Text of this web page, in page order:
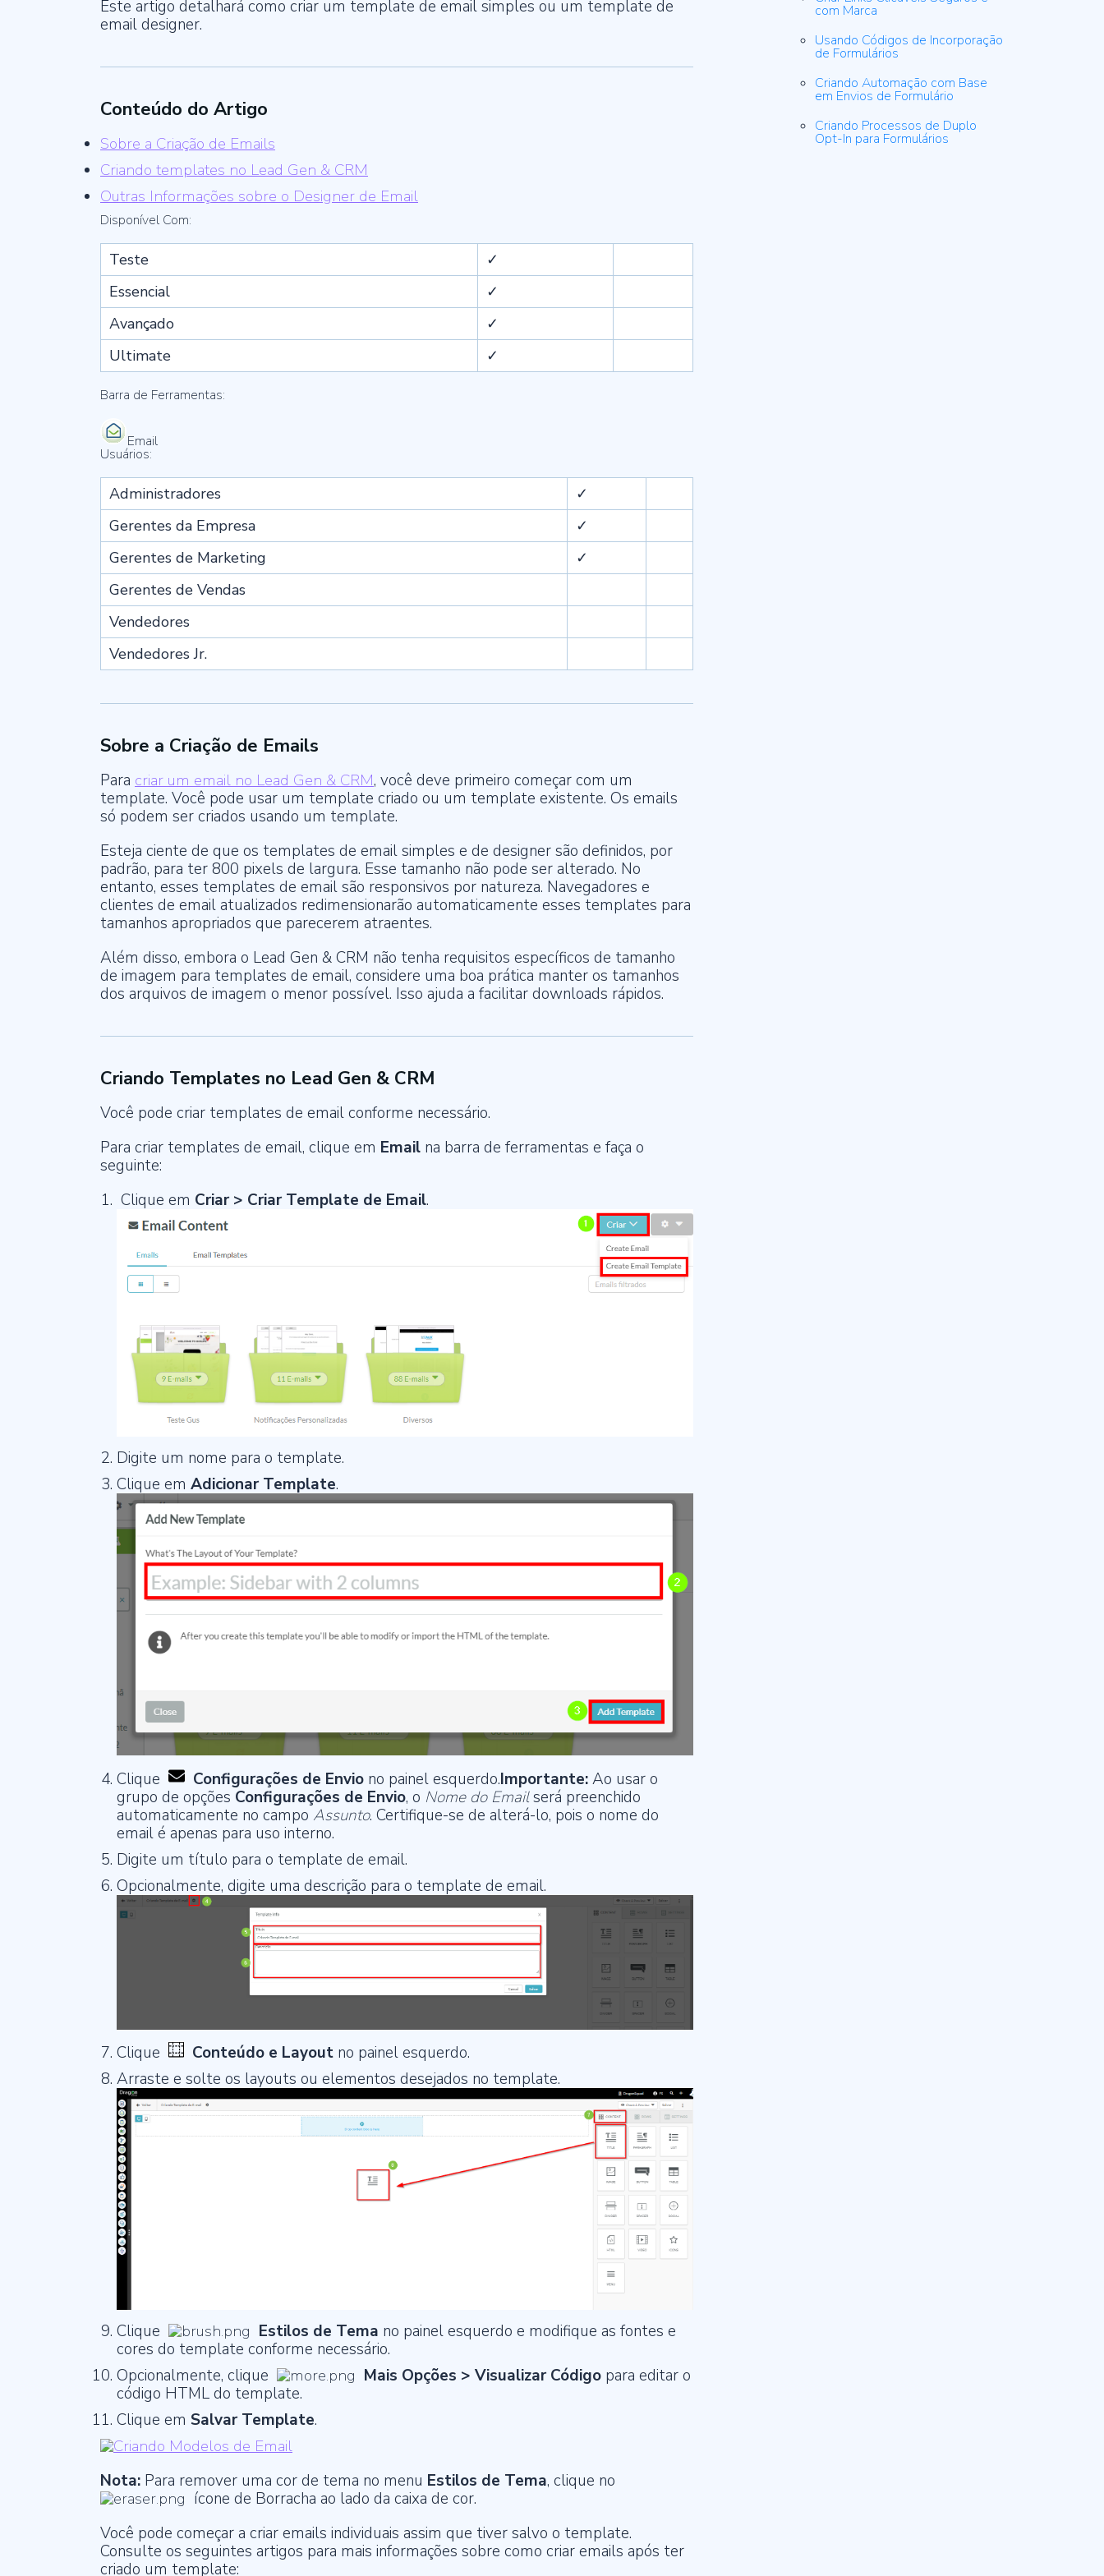
Este artigo detalhará como criar um template de email simples ou um template de
email designer.
Conteúdo do Artigo
Sobre a Criação de Emails
Criando templates no Lead Gen & CRM
Outras Informações sobre o Designer de Email
Disponível Com:
Teste
✓
Essencial
✓
Avançado
✓
Ultimate
✓
Barra de Ferramentas:
Email
Usuários:
Administradores
✓
Gerentes da Empresa
✓
Gerentes de Marketing
✓
Gerentes de Vendas
Vendedores
Vendedores Jr.
Sobre a Criação de Emails
Para criar um email no Lead Gen & CRM, você deve primeiro começar com um
template. Você pode usar um template criado ou um template existente. Os emails
só podem ser criados usando um template.
Esteja ciente de que os templates de email simples e de designer são definidos, por
padrão, para ter 800 pixels de largura. Esse tamanho não pode ser alterado. No
entanto, esses templates de email são responsivos por natureza. Navegadores e
clientes de email atualizados redimensionarão automaticamente esses templates para
tamanhos apropriados que parecerem atraentes.
Além disso, embora o Lead Gen & CRM não tenha requisitos específicos de tamanho
de imagem para templates de email, considere uma boa prática manter os tamanhos
dos arquivos de imagem o menor possível. Isso ajuda a facilitar downloads rápidos.
Criando Templates no Lead Gen & CRM
Você pode criar templates de email conforme necessário.
Para criar templates de email, clique em Email na barra de ferramentas e faça o
seguinte:
Clique em Criar> Criar Template de Email.
Digite um nome para o template.
Clique em Adicionar Template.
Clique Configurações de Envio no painel esquerdo.Importante:Ao usar o
grupo de opções Configurações de Envio, o Nome do Emailserá preenchido
automaticamente no campo Assunto. Certifique-se de alterá-lo, pois o nome do
email é apenas para uso interno.
Digite um título para o template de email.
Opcionalmente, digite uma descrição para o template de email.
Clique Conteúdo e Layout no painel esquerdo.
Arraste e solte os layouts ou elementos desejados no template.
Clique Estilos de Tema no painel esquerdo e modifique as fontes e
cores do template conforme necessário.
Opcionalmente, clique
Mais Opções > Visualizar Código para editar o
código HTML do template.
Clique em Salvar Template.
Nota: Para remover uma cor de tema no menu Estilos de Tema, clique no
ícone de Borracha ao lado da caixa de cor.
Você pode começar a criar emails individuais assim que tiver salvo o template.
Consulte os seguintes artigos para mais informações sobre como criar emails após ter
criado um template:
com Marca
Usando Códigos de Incorporação
de Formulários
Criando Automação com Base
em Envios de Formulário
Criando Processos de Duplo
Opt-In para Formulários